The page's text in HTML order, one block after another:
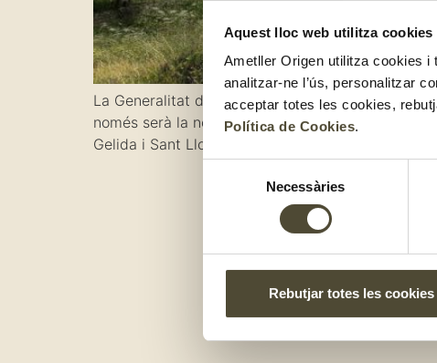
Aquest lloc web utilitza cookies
Ametller Origen utilitza cookies i
analitzar-ne l’ús, personalitzar
acceptar totes les cookies,
Política de Cookies.
consentiment
Necessàries
Rebutjar totes les cookies
La Generalitat de Catalunya ha reconegut
només serà la nostra futura seu corporativa, sinó
Gelida i Sant Llorenç d’Hortons, en un espai de